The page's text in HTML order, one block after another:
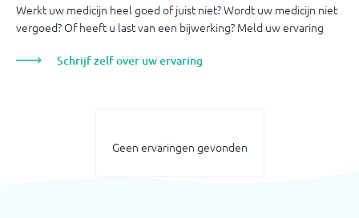
Werkt uw medicijn heel goed of juist niet? Wordt uw medicijn niet
vergoed? Of heeft u last van een bijwerking? Meld uw ervaring
Schrijf zelf over uw ervaring
Geen ervaringen gevonden